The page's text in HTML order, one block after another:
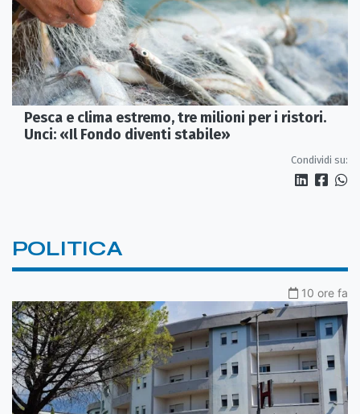
Pesca e clima estremo, tre milioni per i ristori.
Unci: «Il Fondo diventi stabile»
Condividi su:
POLITICA
10 ore fa